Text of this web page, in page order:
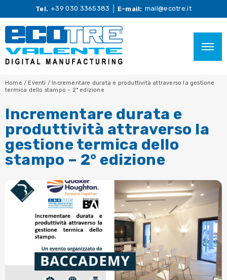
Tel. +39 030 3365383 E-mail: mail@ecotre.it
Home / Eventi / Incrementare durata e produttività attraverso la gestione
termica dello stampo – 2° edizione
Incrementare durata e
produttività attraverso la
gestione termica dello
stampo – 2° edizione